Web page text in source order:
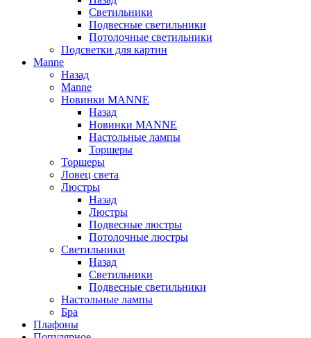
Светильники
Подвесные светильники
Потолочные светильники
Подсветки для картин
Manne
Назад
Manne
Новинки MANNE
Назад
Новинки MANNE
Настольные лампы
Торшеры
Торшеры
Ловец света
Люстры
Назад
Люстры
Подвесные люстры
Потолочные люстры
Светильники
Назад
Светильники
Подвесные светильники
Настольные лампы
Бра
Плафоны